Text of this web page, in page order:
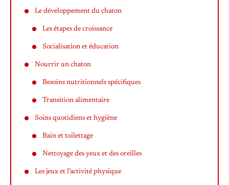
Le développement du chaton
Les étapes de croissance
Socialisation et éducation
Nourrir un chaton
Besoins nutritionnels spécifiques
Transition alimentaire
Soins quotidiens et hygiène
Bain et toilettage
Nettoyage des yeux et des oreilles
Les jeux et l’activité physique